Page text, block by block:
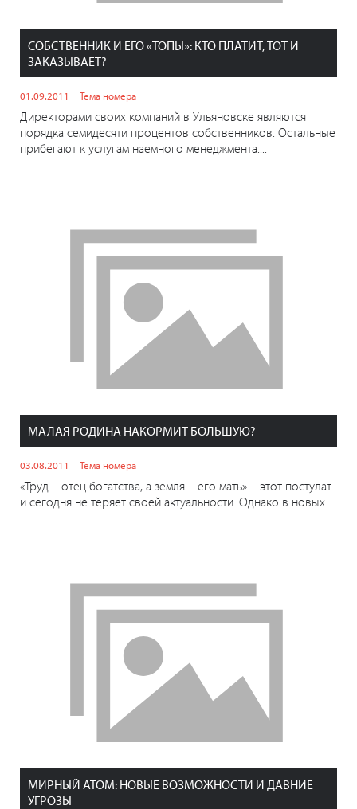
СОБСТВЕННИК И ЕГО «ТОПЫ»: КТО ПЛАТИТ, ТОТ И
ЗАКАЗЫВАЕТ?
01.09.2011 Тема номера
Директорами своих компаний в Ульяновске являются
порядка семидесяти процентов собственников. Остальные
прибегают к услугам наемного менеджмента....
МАЛАЯ РОДИНА НАКОРМИТ БОЛЬШУЮ?
03.08.2011 Тема номера
«Труд – отец богатства, а земля – его мать» – этот постулат
и сегодня не теряет своей актуальности. Однако в новых...
МИРНЫЙ АТОМ: НОВЫЕ ВОЗМОЖНОСТИ И ДАВНИЕ
УГРОЗЫ